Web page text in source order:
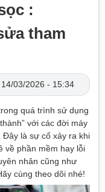
:
tham
03/2026 - 15:34
quá trình sử dụng
với các đời máy
Đây là sự cố xảy ra khi
về phần mềm hay lỗi
nhân cũng như
cùng theo dõi nhé!